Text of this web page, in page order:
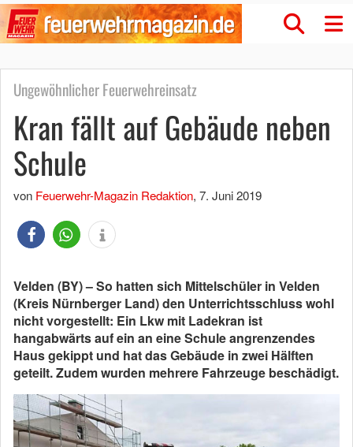
Ungewöhnlicher Feuerwehreinsatz
Kran fällt auf Gebäude neben
Schule
von Feuerwehr-Magazin Redaktion, 7. Juni 2019
Velden (BY) – So hatten sich Mittelschüler in Velden
(Kreis Nürnberger Land) den Unterrichtsschluss wohl
nicht vorgestellt: Ein Lkw mit Ladekran ist
hangabwärts auf ein an eine Schule angrenzendes
Haus gekippt und hat das Gebäude in zwei Hälften
geteilt. Zudem wurden mehrere Fahrzeuge beschädigt.